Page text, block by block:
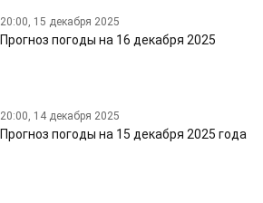
20:00, 15 декабря 2025
Прогноз погоды на 16 декабря 2025
20:00, 14 декабря 2025
Прогноз погоды на 15 декабря 2025 года